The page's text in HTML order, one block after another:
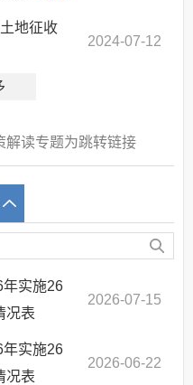
地征收
2024-07-12
解读专题为跳转链接
年实施26
况表
2026-07-15
年实施26
况表
2026-06-22